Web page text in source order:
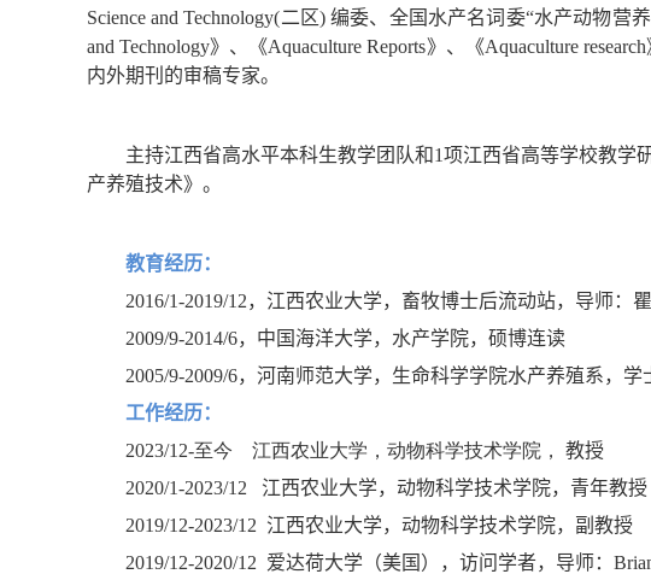
Science and Technology(二区) 编委、全国水产名词委“水产动物营
and Technology》、《Aquaculture Reports》、《Aquaculture
内外期刊的审稿专家。
主持江西省高水平本科生教学团队和1项江西省高等学校教学研
产养殖技术》。
教育经历：
2016/1-2019/12，江西农业大学，畜牧博士后流动站，导师：
2009/9-2014/6，中国海洋大学，水产学院，硕博连读
2005/9-2009/6，河南师范大学，生命科学学院水产养殖系，学
工作经历：
2023/12-至今 江西农业大学，动物科学技术学院，
教授
2020/1-2023/12 江西农业大学，动物科学技术学院，青年教授
2019/12-2023/12 江西农业大学，动物科学技术学院，副教授
2019/12-2020/12 爱达荷大学（美国），访问学者，导师：